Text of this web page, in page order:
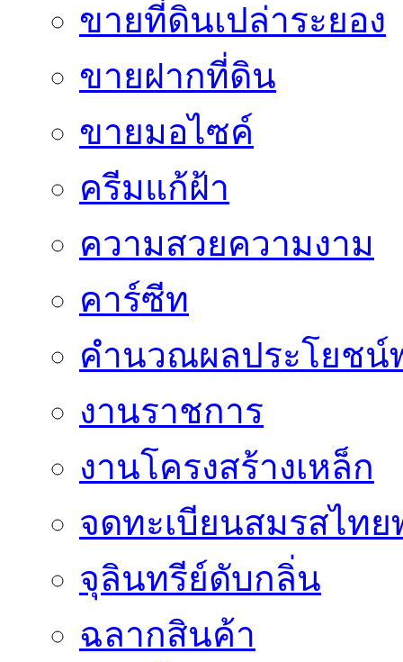
ขายที่ดินเปล่าระยอง
ขายฝากที่ดิน
ขายมอไซค์
ครีมแก้ฝ้า
ความสวยความงาม
คาร์ซีท
คำนวณผลประโยชน์
งานราชการ
งานโครงสร้างเหล็ก
จดทะเบียนสมรสไท
จุลินทรีย์ดับกลิ่น
ฉลากสินค้า